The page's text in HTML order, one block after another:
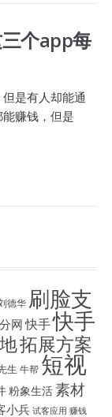
个app每
是有人却能通
赚钱，但是
德华 刷脸支
网 快手快手
拓展方案
生 牛帮 短视
粉象生活素材
小兵 试客应用 赚钱